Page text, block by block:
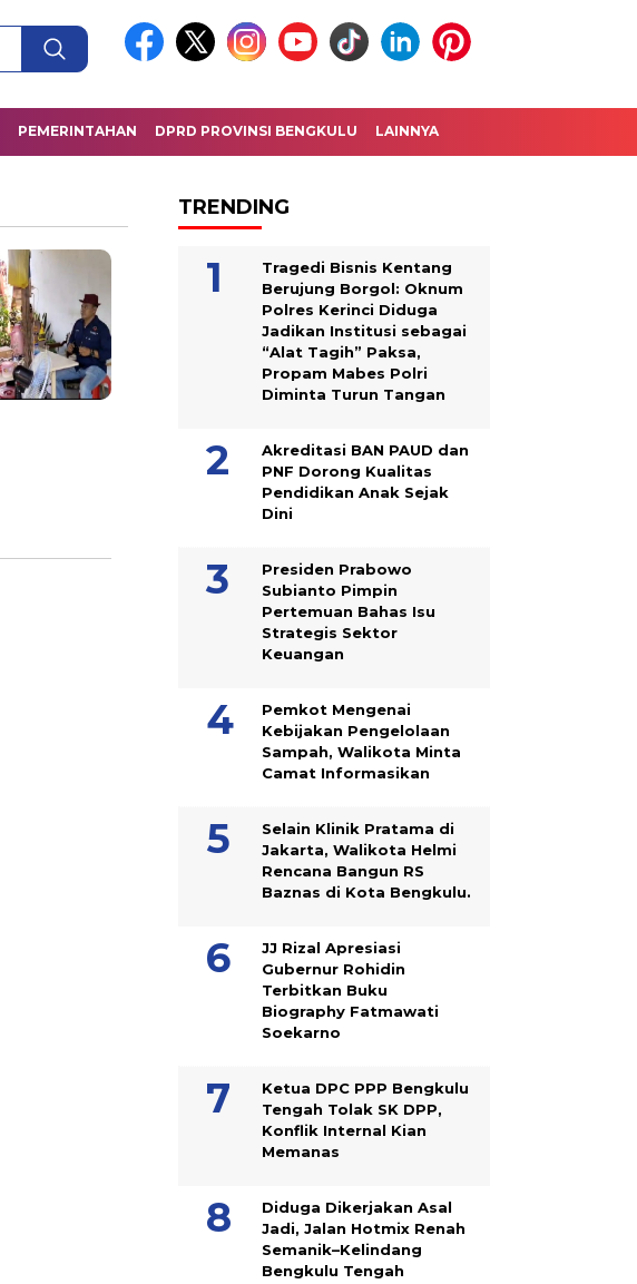
PEMERINTAHAN DPRD PROVINSI BENGKULU LAINNYA
TRENDING
Tragedi Bisnis Kentang
Berujung Borgol: Oknum
Polres Kerinci Diduga
Jadikan Institusi sebagai
“Alat Tagih” Paksa,
Propam Mabes Polri
Diminta Turun Tangan
Akreditasi BAN PAUD dan
PNF Dorong Kualitas
Pendidikan Anak Sejak
Dini
Presiden Prabowo
Subianto Pimpin
Pertemuan Bahas Isu
Strategis Sektor
Keuangan
Pemkot Mengenai
Kebijakan Pengelolaan
Sampah, Walikota Minta
Camat Informasikan
Selain Klinik Pratama di
Jakarta, Walikota Helmi
Rencana Bangun RS
Baznas di Kota Bengkulu.
JJ Rizal Apresiasi
Gubernur Rohidin
Terbitkan Buku
Biography Fatmawati
Soekarno
Ketua DPC PPP Bengkulu
Tengah Tolak SK DPP,
Konflik Internal Kian
Memanas
Diduga Dikerjakan Asal
Jadi, Jalan Hotmix Renah
Semanik–Kelindang
Bengkulu Tengah